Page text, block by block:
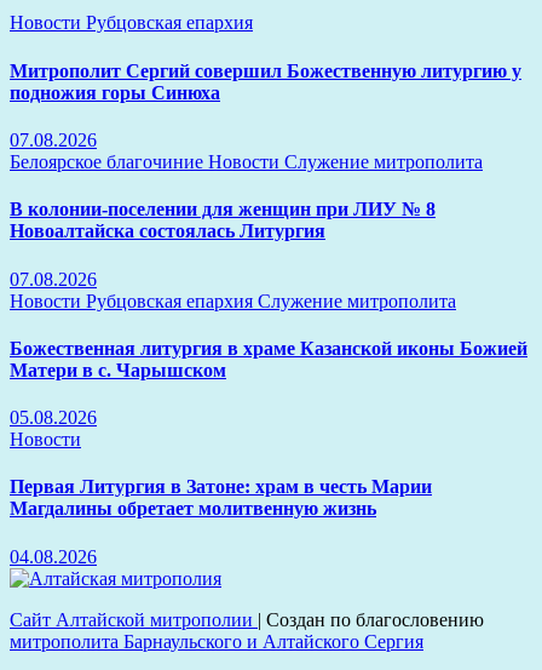
Новости Рубцовская епархия
Митрополит Сергий совершил Божественную литургию у
подножия горы Синюха
07.08.2026
Белоярское благочиние Новости Служение митрополита
В колонии-поселении для женщин при ЛИУ № 8
Новоалтайска состоялась Литургия
07.08.2026
Новости Рубцовская епархия Служение митрополита
Божественная литургия в храме Казанской иконы Божией
Матери в с. Чарышском
05.08.2026
Новости
Первая Литургия в Затоне: храм в честь Марии
Магдалины обретает молитвенную жизнь
04.08.2026
Сайт Алтайской митрополии | Создан по благословению
митрополита Барнаульского и Алтайского Сергия